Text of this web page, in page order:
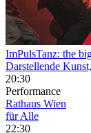
ImPulsTanz: the
Darstellende
20:30
Performance
Rathaus Wien
für Alle
22:30